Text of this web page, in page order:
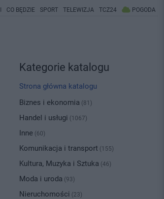
CO BĘDZIE SPORT TELEWIZJA TCZ24 POGODA
Kategorie katalogu
Strona główna katalogu
Biznes i ekonomia (81)
Handel i usługi (1067)
Inne (60)
Komunikacja i transport (155)
Kultura, Muzyka i Sztuka (46)
Moda i uroda (93)
Nieruchomości (23)